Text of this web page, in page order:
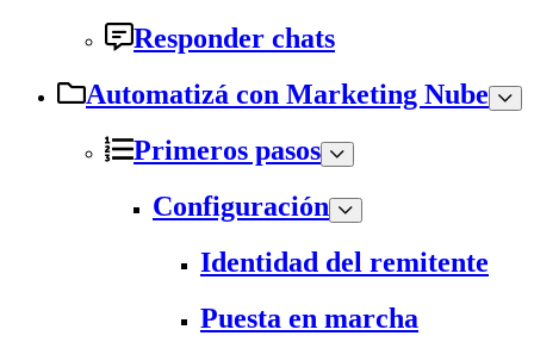
Responder chats
Automatizá con Marketing Nube
Primeros pasos
Configuración
Identidad del remitente
Puesta en marcha